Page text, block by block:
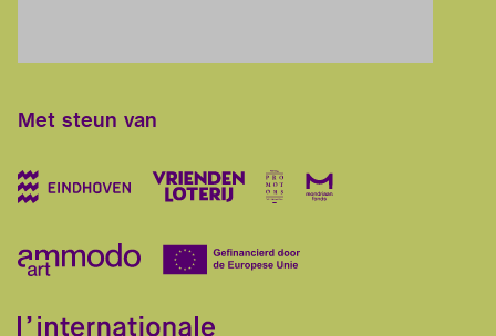
Met steun van